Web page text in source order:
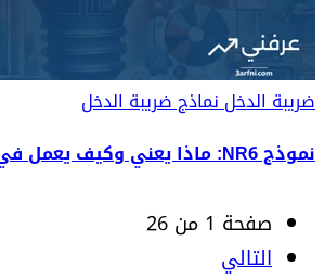
ضريبة الدخلنماذج ضريبة الدخل
نموذج NR6: ماذا يعني وكيف يعمل في ضريبة الدخل
صفحة 1 من 26
التالي